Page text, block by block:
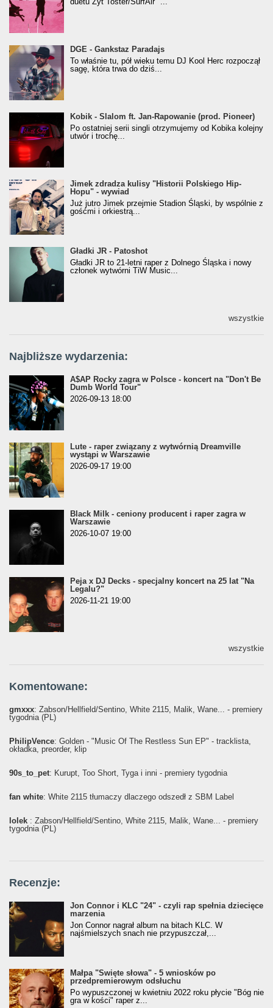
donGURALesko z nagrodą za
Klasyczny/Trueschoolowy Album Roku
(Popkillery 2023)
DGE - Gankstaz Paradajs
To właśnie tu, pół wieku temu DJ Kool Herc rozpoczął
sagę, która trwa do dziś...
Kobik - Slalom ft. Jan-Rapowanie (prod. Pioneer)
[Official Music Visualiser]
Kobik - Slalom ft. Jan-Rapowanie (prod. Pioneer)
Po ostatniej serii singli otrzymujemy od Kobika kolejny
utwór i trochę...
Jimek zdradza kulisy "Historii Polskiego Hip-
Hopu" - wywiad
Jimek zdradza kulisy "Historii Polskiego Hip-
Hopu" - wywiad
Już jutro Jimek przejmie Stadion Śląski, by wspólnie z
gośćmi i orkiestrą...
Gładki JR - Patoshot
Gładki JR - Patoshot
Gładki JR to 21-letni raper z Dolnego Śląska i nowy
członek wytwórni TiW Music...
wszystkie
Najbliższe wydarzenia:
A$AP Rocky zagra w Polsce - koncert na "Don't Be
Dumb World Tour"
2026-09-13 18:00
Lute - raper związany z wytwórnią Dreamville
wystąpi w Warszawie
2026-09-17 19:00
Black Milk - ceniony producent i raper zagra w
Warszawie
2026-10-07 19:00
Peja x DJ Decks - specjalny koncert na 25 lat "Na
Legalu?"
2026-11-21 19:00
wszystkie
Komentowane:
gmxxx: Żabson/Hellfield/Sentino, White 2115, Malik, Wane... - premiery
tygodnia (PL)
PhilipVence: Golden - "Music Of The Restless Sun EP" - tracklista,
okładka, preorder, klip
90s_to_pet: Kurupt, Too Short, Tyga i inni - premiery tygodnia
fan white: White 2115 tłumaczy dlaczego odszedł z SBM Label
lolek : Żabson/Hellfield/Sentino, White 2115, Malik, Wane... - premiery
tygodnia (PL)
Recenzje:
Jon Connor i KLC "24" - czyli rap spełnia dziecięce
marzenia
Jon Connor nagrał album na bitach KLC. W
najśmielszych snach nie przypuszczał,...
Małpa "Święte słowa" - 5 wniosków po
przedpremierowym odsłuchu
Po wypuszczonej w kwietniu 2022 roku płycie "Bóg nie
gra w kości" raper z...